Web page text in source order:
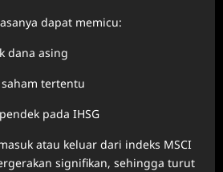
dapat memicu:
dana asing
tertentu
pada IHSG
atau keluar dari indeks MSCI
signifikan, sehingga turut